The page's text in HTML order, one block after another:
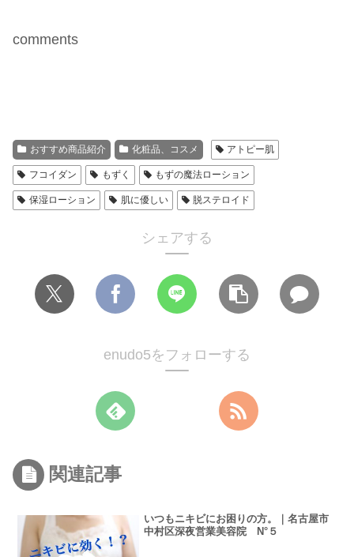
comments
おすすめ商品紹介 化粧品、コスメ アトピー肌
フコイダン もずく もずの魔法ローション
保湿ローション 肌に優しい 脱ステロイド
シェアする
enudo5をフォローする
関連記事
いつもニキビにお困りの方。｜名古屋市
中村区深夜営業美容院 N°５